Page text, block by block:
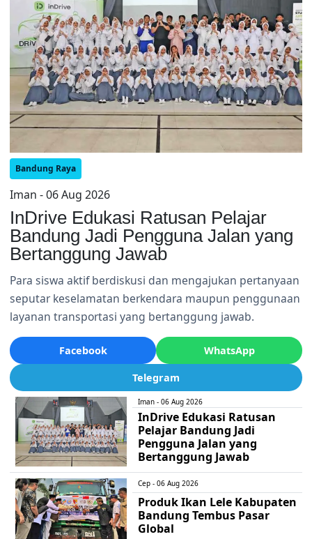
Bandung Raya
Iman - 06 Aug 2026
InDrive Edukasi Ratusan Pelajar
Bandung Jadi Pengguna Jalan yang
Bertanggung Jawab
Para siswa aktif berdiskusi dan mengajukan pertanyaan
seputar keselamatan berkendara maupun penggunaan
layanan transportasi yang bertanggung jawab.
Facebook WhatsApp
Telegram
Iman - 06 Aug 2026
InDrive Edukasi Ratusan
Pelajar Bandung Jadi
Pengguna Jalan yang
Bertanggung Jawab
Cep - 06 Aug 2026
Produk Ikan Lele Kabupaten
Bandung Tembus Pasar
Global